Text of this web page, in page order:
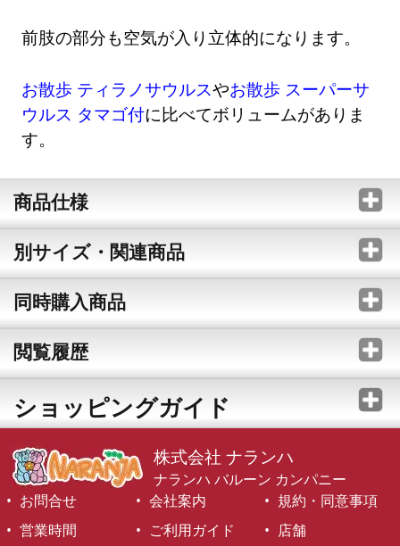
前肢の部分も空気が入り立体的になります。
お散歩 ティラノサウルスやお散歩 スーパーサ
ウルス タマゴ付に比べてボリュームがありま
す。
商品仕様
別サイズ・関連商品
同時購入商品
閲覧履歴
ショッピングガイド
株式会社 ナランハ
ナランハ バルーン カンパニー
お問合せ
会社案内
規約・同意事項
営業時間
ご利用ガイド 店舗